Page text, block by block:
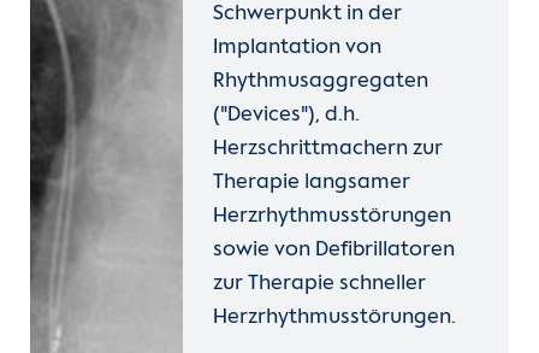
Schwerpunkt in der
Implantation von
Rhythmusaggregaten
("Devices"), d.h.
Herzschrittmachern zur
Therapie langsamer
Herzrhythmusstörungen
sowie von Defibrillatoren
zur Therapie schneller
Herzrhythmusstörungen.